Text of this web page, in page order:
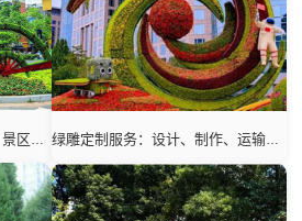
绿雕案例精选：市政、公园、景区与节庆活动项目 绿雕定制服务：设计、制作、运输、安装与养护